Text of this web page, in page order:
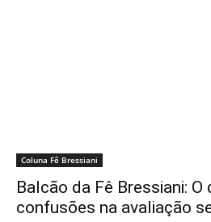
Coluna Fê Bressiani
Balcão da Fê Bressiani: O
confusões na avaliação